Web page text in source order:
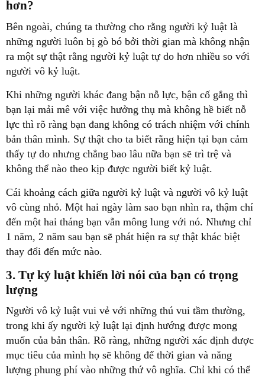
hơn?
Bên ngoài, chúng ta thường cho rằng người kỷ luật là
những người luôn bị gò bó bởi thời gian mà không nhận
ra một sự thật rằng người kỷ luật tự do hơn nhiều so với
người vô kỷ luật.
Khi những người khác đang bận nỗ lực, bận cố gắng thì
bạn lại mải mê với việc hưởng thụ mà không hề biết nỗ
lực thì rõ ràng bạn đang không có trách nhiệm với chính
bản thân mình. Sự thật cho ta biết rằng hiện tại bạn cảm
thấy tự do nhưng chẳng bao lâu nữa bạn sẽ trì trệ và
không thể nào theo kịp được người biết kỷ luật.
Cái khoảng cách giữa người kỷ luật và người vô kỷ luật
vô cùng nhỏ. Một hai ngày làm sao bạn nhìn ra, thậm chí
đến một hai tháng bạn vẫn mông lung với nó. Nhưng chỉ
1 năm, 2 năm sau bạn sẽ phát hiện ra sự thật khác biệt
thay đổi đến mức nào.
3. Tự kỷ luật khiến lời nói của bạn có trọng
lượng
Người vô kỷ luật vui vẻ với những thú vui tầm thường,
trong khi ấy người kỷ luật lại định hướng được mong
muốn của bản thân. Rõ ràng, những người xác định được
mục tiêu của mình họ sẽ không để thời gian và năng
lượng phung phí vào những thứ vô nghĩa. Chỉ khi có thể